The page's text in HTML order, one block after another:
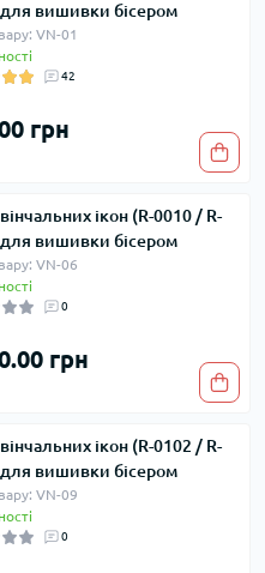
вишивки бісером
VN-01
42
грн
ікон (R-0010 / R-
вишивки бісером
VN-06
0
грн
ікон (R-0102 / R-
вишивки бісером
VN-09
0